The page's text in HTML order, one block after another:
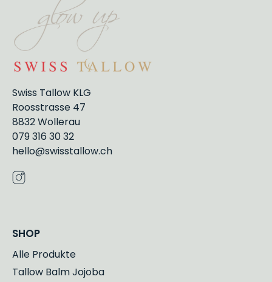
Swiss Tallow KLG
Roosstrasse 47
8832 Wollerau
079 316 30 32
hello@swisstallow.ch
SHOP
Alle Produkte
Tallow Balm Jojoba